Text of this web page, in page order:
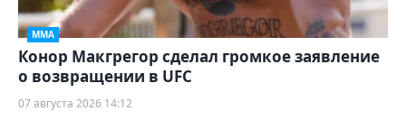
ММА
Конор Макгрегор сделал громкое заявление
о возвращении в UFC
07 августа 2026 14:12